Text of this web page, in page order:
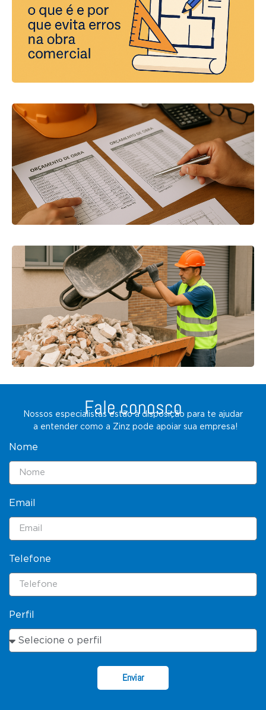
Fale conosco
Nossos especialistas estão à disposição para te ajudar
a entender como a Zinz pode apoiar sua empresa!
Nome
Email
Telefone
Perfil
Enviar